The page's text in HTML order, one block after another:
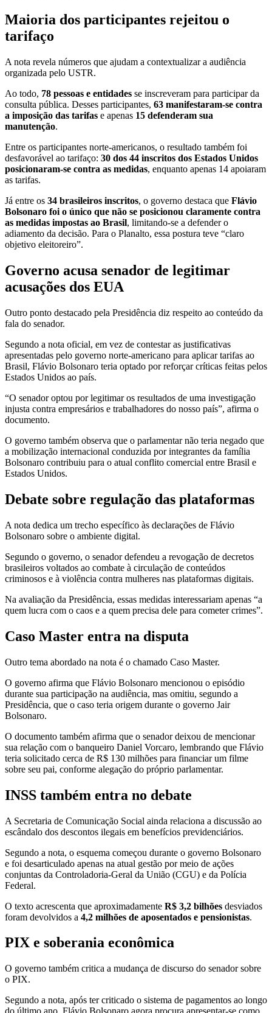
Maioria dos participantes rejeitou o
tarifaço
A nota revela números que ajudam a contextualizar a audiência
organizada pelo USTR.
Ao todo, 78 pessoas e entidades se inscreveram para participar da
consulta pública. Desses participantes, 63 manifestaram-se contra
a imposição das tarifas e apenas 15 defenderam sua
manutenção.
Entre os participantes norte-americanos, o resultado também foi
desfavorável ao tarifaço: 30 dos 44 inscritos dos Estados Unidos
posicionaram-se contra as medidas, enquanto apenas 14 apoiaram
as tarifas.
Já entre os 34 brasileiros inscritos, o governo destaca que Flávio
Bolsonaro foi o único que não se posicionou claramente contra
as medidas impostas ao Brasil, limitando-se a defender o
adiamento da decisão. Para o Planalto, essa postura teve “claro
objetivo eleitoreiro”.
Governo acusa senador de legitimar
acusações dos EUA
Outro ponto destacado pela Presidência diz respeito ao conteúdo da
fala do senador.
Segundo a nota oficial, em vez de contestar as justificativas
apresentadas pelo governo norte-americano para aplicar tarifas ao
Brasil, Flávio Bolsonaro teria optado por reforçar críticas feitas pelos
Estados Unidos ao país.
“O senador optou por legitimar os resultados de uma investigação
injusta contra empresários e trabalhadores do nosso país”, afirma o
documento.
O governo também observa que o parlamentar não teria negado que
a mobilização internacional conduzida por integrantes da família
Bolsonaro contribuiu para o atual conflito comercial entre Brasil e
Estados Unidos.
Debate sobre regulação das plataformas
A nota dedica um trecho específico às declarações de Flávio
Bolsonaro sobre o ambiente digital.
Segundo o governo, o senador defendeu a revogação de decretos
brasileiros voltados ao combate à circulação de conteúdos
criminosos e à violência contra mulheres nas plataformas digitais.
Na avaliação da Presidência, essas medidas interessariam apenas “a
quem lucra com o caos e a quem precisa dele para cometer crimes”.
Caso Master entra na disputa
Outro tema abordado na nota é o chamado Caso Master.
O governo afirma que Flávio Bolsonaro mencionou o episódio
durante sua participação na audiência, mas omitiu, segundo a
Presidência, que o caso teria origem durante o governo Jair
Bolsonaro.
O documento também afirma que o senador deixou de mencionar
sua relação com o banqueiro Daniel Vorcaro, lembrando que Flávio
teria solicitado cerca de R$ 130 milhões para financiar um filme
sobre seu pai, conforme alegação do próprio parlamentar.
INSS também entra no debate
A Secretaria de Comunicação Social ainda relaciona a discussão ao
escândalo dos descontos ilegais em benefícios previdenciários.
Segundo a nota, o esquema começou durante o governo Bolsonaro
e foi desarticulado apenas na atual gestão por meio de ações
conjuntas da Controladoria-Geral da União (CGU) e da Polícia
Federal.
O texto acrescenta que aproximadamente R$ 3,2 bilhões desviados
foram devolvidos a 4,2 milhões de aposentados e pensionistas.
PIX e soberania econômica
O governo também critica a mudança de discurso do senador sobre
o PIX.
Segundo a nota, após ter criticado o sistema de pagamentos ao longo